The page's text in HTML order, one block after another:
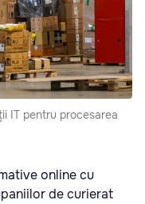
IT pentru procesarea
online cu
de curierat